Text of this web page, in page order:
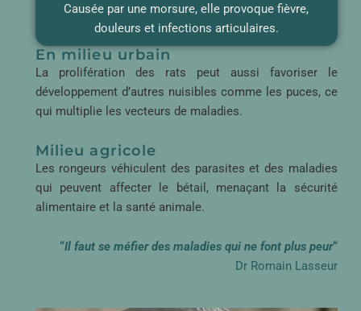
Causée par une morsure, elle provoque fièvre,
douleurs et infections articulaires.
En milieu urbain
La prolifération des rats peut aussi favoriser le
développement d’autres nuisibles comme les puces, ce
qui multiplie les vecteurs de maladies.
Milieu agricole
Les rongeurs véhiculent des parasites et des maladies
qui peuvent affecter le bétail, menaçant la sécurité
alimentaire et la santé animale.
“Il faut se méfier des maladies qui ne font plus peur“
Dr Romain Lasseur